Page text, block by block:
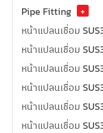
Pipe Fitting
+
หน้าแปลนเชื่อม
หน้าแปลนเชื่อม
หน้าแปลนเชื่อม
หน้าแปลนเชื่อม
หน้าแปลนเชื่อม
หน้าแปลนเชื่อม